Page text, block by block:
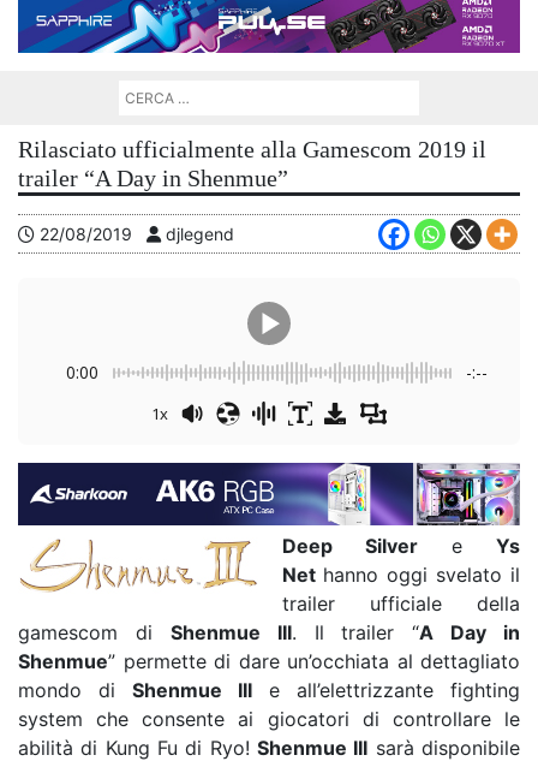
Rilasciato ufficialmente alla Gamescom 2019 il
trailer “A Day in Shenmue”
22/08/2019 djlegend
0:00 -:--
1x
Deep Silver e Ys
Net hanno oggi svelato il
trailer ufficiale della
gamescom di Shenmue III. Il trailer “A Day in
Shenmue” permette di dare un’occhiata al dettagliato
mondo di Shenmue III e all’elettrizzante fighting
system che consente ai giocatori di controllare le
abilità di Kung Fu di Ryo! Shenmue III sarà disponibile